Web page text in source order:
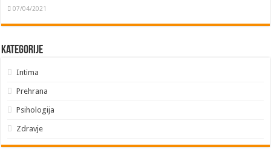
07/04/2021
Kategorije
Intima
Prehrana
Psihologija
Zdravje